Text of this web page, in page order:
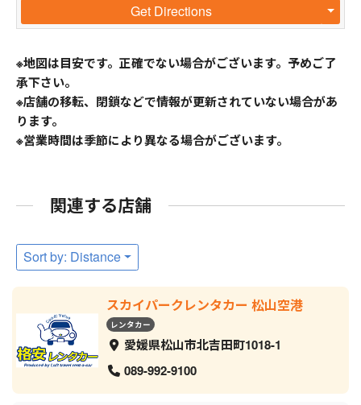
Get Directions
※地図は目安です。正確でない場合がございます。予めご了
承下さい。
※店舗の移転、閉鎖などで情報が更新されていない場合があ
ります。
※営業時間は季節により異なる場合がございます。
関連する店舗
Sort by: Distance
スカイパークレンタカー 松山空港
レンタカー
愛媛県松山市北吉田町1018-1
089-992-9100